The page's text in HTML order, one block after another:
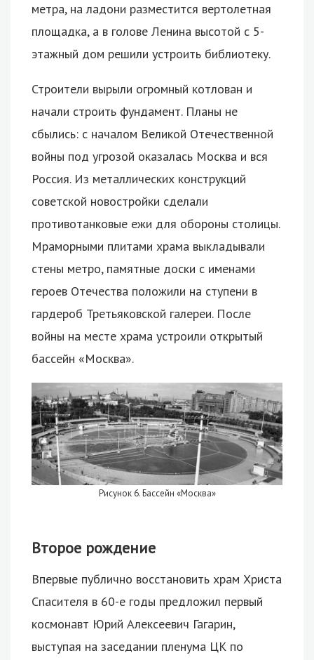
метра, на ладони разместится вертолетная
площадка, а в голове Ленина высотой с 5-
этажный дом решили устроить библиотеку.
Строители вырыли огромный котлован и
начали строить фундамент. Планы не
сбылись: с началом Великой Отечественной
войны под угрозой оказалась Москва и вся
Россия. Из металлических конструкций
советской новостройки сделали
противотанковые ежи для обороны столицы.
Мраморными плитами храма выкладывали
стены метро, памятные доски с именами
героев Отечества положили на ступени в
гардероб Третьяковской галереи. После
войны на месте храма устроили открытый
бассейн «Москва».
Рисунок 6. Бассейн «Москва»
Второе рождение
Впервые публично восстановить храм Христа
Спасителя в 60-е годы предложил первый
космонавт Юрий Алексеевич Гагарин,
выступая на заседании пленума ЦК по